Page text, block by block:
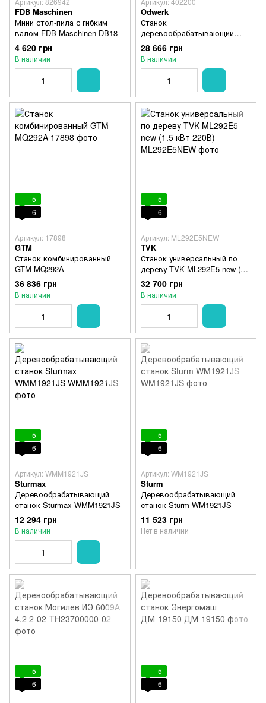
FDB Maschinen
Мини стол-пила с гибким
валом FDB Maschinen DB18
4 620 грн
В наличии
Odwerk
Станок
деревообрабатывающий
многофункциональный
Odwerk BDN 2400
28 666 грн
В наличии
5
6
Артикул: 17898
GTM
Станок комбинированный
GTM MQ292A
36 836 грн
В наличии
5
6
Артикул: ML292E5NEW
TVK
Станок универсальный по
дереву TVK ML292E5 new (1.5
кВт 220В)
32 700 грн
В наличии
5
6
Артикул: WMM1921JS
Sturmax
Деревообрабатывающий
станок Sturmax WMM1921JS
12 294 грн
В наличии
5
6
Артикул: WM1921JS
Sturm
Деревообрабатывающий
станок Sturm WM1921JS
11 523 грн
Нет в наличии
5
6
5
6